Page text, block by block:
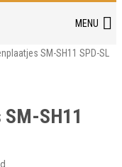
MENU
SM-SH11 SPD-SL
SH11